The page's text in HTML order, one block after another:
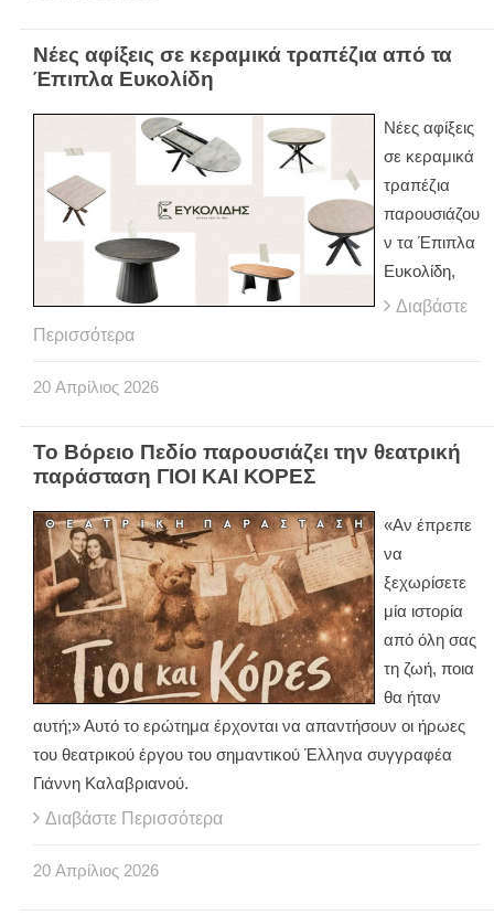
Νέες αφίξεις σε κεραμικά τραπέζια από τα
Έπιπλα Ευκολίδη
Νέες αφίξεις
σε κεραμικά
τραπέζια
παρουσιάζου
ν τα Έπιπλα
Ευκολίδη,
Διαβάστε
Περισσότερα
20 Απρίλιος 2026
Το Βόρειο Πεδίο παρουσιάζει την θεατρική
παράσταση ΓΙΟΙ ΚΑΙ ΚΟΡΕΣ
«Αν έπρεπε
να
ξεχωρίσετε
μία ιστορία
από όλη σας
τη ζωή, ποια
θα ήταν
αυτή;» Αυτό το ερώτημα έρχονται να απαντήσουν οι ήρωες
του θεατρικού έργου του σημαντικού Έλληνα συγγραφέα
Γιάννη Καλαβριανού.
Διαβάστε Περισσότερα
20 Απρίλιος 2026